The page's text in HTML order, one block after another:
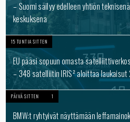
– Suomi säilyy edelleen yhtiön teknisenä
keskuksena
15 TUNTIA SITTEN
EU pääsi sopuun omasta
– 348 satelliitin IRIS² aloittaa
PÄIVÄ SITTEN 1
BMW:t ryhtyivät näyttämään